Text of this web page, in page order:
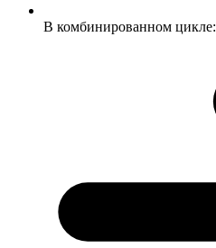
В комбинированном цикле: